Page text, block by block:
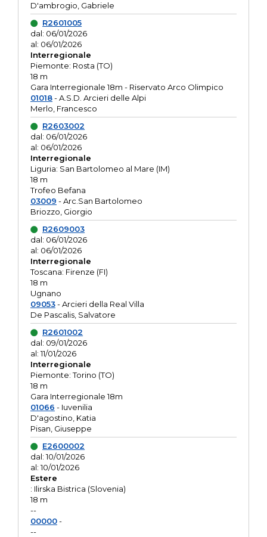
D'ambrogio, Gabriele
R2601005
dal: 06/01/2026
al: 06/01/2026
Interregionale
Piemonte: Rosta (TO)
18 m
Gara Interregionale 18m - Riservato Arco Olimpico
01018- A.S.D. Arcieri delle Alpi
Merlo, Francesco
R2603002
dal: 06/01/2026
al: 06/01/2026
Interregionale
Liguria: San Bartolomeo al Mare (IM)
18 m
Trofeo Befana
03009 - Arc.San Bartolomeo
Briozzo, Giorgio
R2609003
dal: 06/01/2026
al: 06/01/2026
Interregionale
Toscana: Firenze (FI)
18 m
Ugnano
09053- Arcieri della Real Villa
De Pascalis, Salvatore
R2601002
dal: 09/01/2026
al: 11/01/2026
Interregionale
Piemonte: Torino (TO)
18 m
Gara Interregionale 18m
01066 - Iuvenilia
D'agostino, Katia
Pisan, Giuseppe
E2600002
dal: 10/01/2026
al: 10/01/2026
Estere
: Ilirska Bistrica (Slovenia)
18 m
--
00000-
--